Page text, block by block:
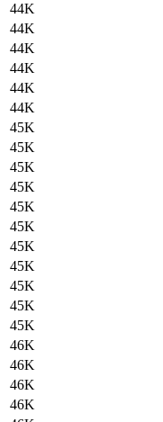
44K
44K
44K
44K
44K
44K
45K
45K
45K
45K
45K
45K
45K
45K
45K
45K
45K
46K
46K
46K
46K